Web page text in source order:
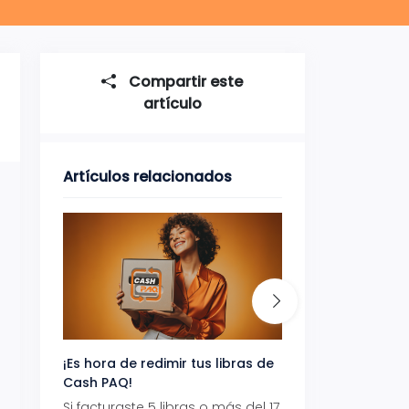
Compartir este
artículo
Artículos relacionados
¡Es hora de redimir tus libras de
Cash PAQ!